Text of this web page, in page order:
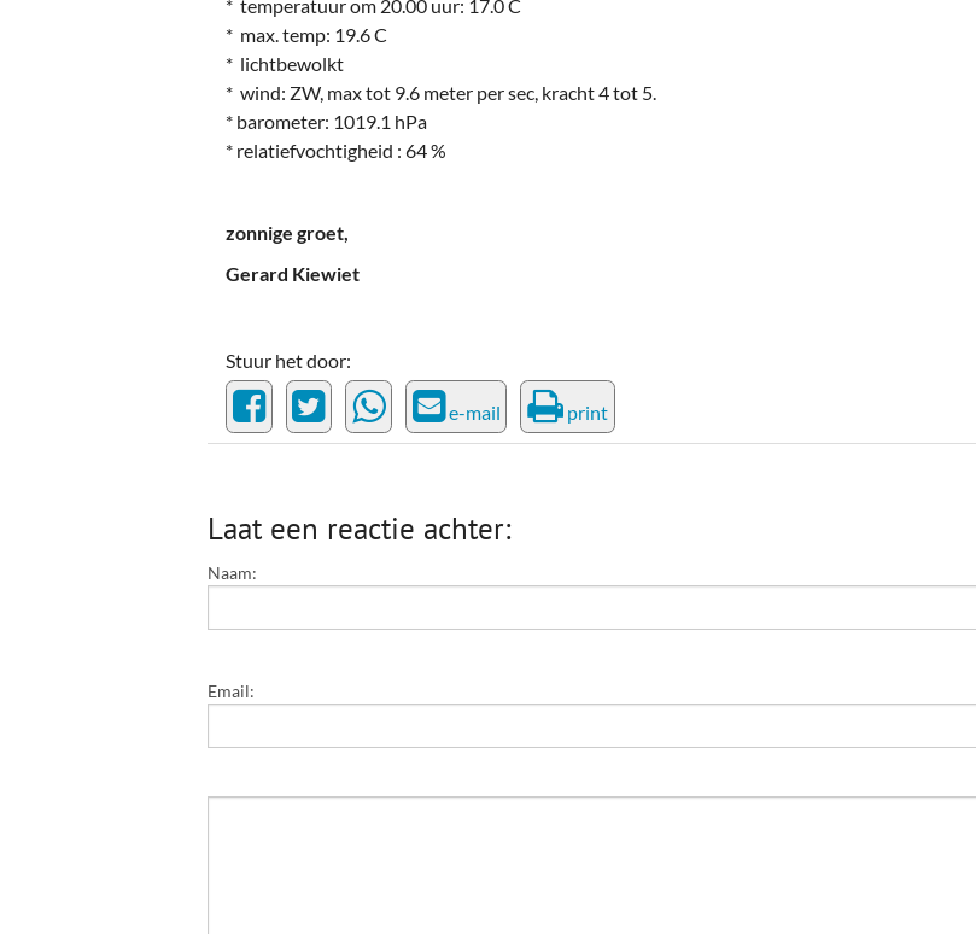
* temperatuur om 20.00 uur: 17.0 C
* max. temp: 19.6 C
* lichtbewolkt
* wind: ZW, max tot 9.6 meter per sec, kracht 4 tot 5.
* barometer: 1019.1 hPa
* relatiefvochtigheid : 64 %
zonnige groet,
Gerard Kiewiet
Stuur het door:
e-mail print
Laat een reactie achter:
Naam:
Email: